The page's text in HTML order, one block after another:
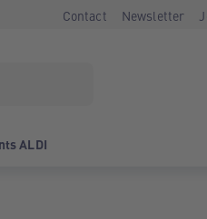
Contact Newsletter
ALDI